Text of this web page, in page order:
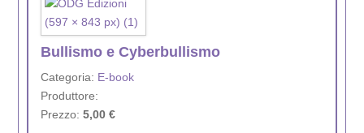
Bullismo e Cyberbullismo
Categoria: E-book
Produttore:
Prezzo: 5,00 €